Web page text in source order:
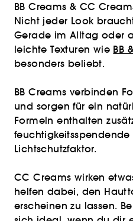
BB Creams & CC
Nicht jeder Look
Gerade im Alltag oder
leichte Texturen wie BB
besonders beliebt.
BB Creams verbinden
und sorgen für ein
Formeln enthalten
Lichtschutzfaktor.
CC Creams wirken
helfen dabei, den
erscheinen zu lassen.